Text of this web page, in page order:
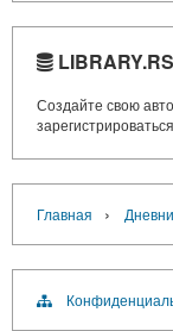
Создайте свою
Главная ›